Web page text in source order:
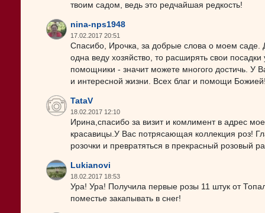
твоим садом, ведь это редчайшая редкость!
nina-nps1948
17.02.2017 20:51
Спасибо, Ирочка, за добрые слова о моем саде.
одна веду хозяйство, то расширять свои
помощники - значит можете многого достичь. У
и интересной жизни. Всех благ и помощи
TataV
18.02.2017 12:10
Ирина,спасибо за визит и комлимент в адрес
красавицы.У Вас потрясающая коллекция роз!
розочки и превратяться в прекрасный розовый
Lukianovi
18.02.2017 18:53
Ура! Ура! Получила первые розы 11 штук от
поместье закапывать в снег!